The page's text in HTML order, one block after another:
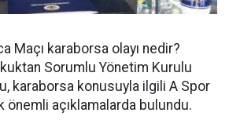
Maçı karaborsa olayı nedir?
Sorumlu Yönetim Kurulu
karaborsa konusuyla ilgili A Spor
önemli açıklamalarda bulundu.